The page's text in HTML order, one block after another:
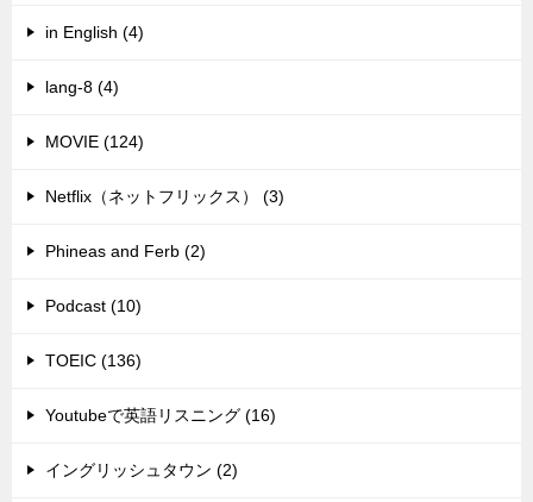
in English (4)
lang-8 (4)
MOVIE (124)
Netflix（ネットフリックス） (3)
Phineas and Ferb (2)
Podcast (10)
TOEIC (136)
Youtubeで英語リスニング (16)
イングリッシュタウン (2)